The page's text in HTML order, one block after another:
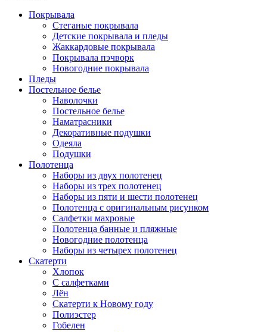
Покрывала
Стеганые покрывала
Детские покрывала и пледы
Жаккардовые покрывала
Покрывала пэчворк
Новогодние покрывала
Пледы
Постельное белье
Наволочки
Постельное белье
Наматрасники
Декоративные подушки
Одеяла
Подушки
Полотенца
Наборы из двух полотенец
Наборы из трех полотенец
Наборы из пяти и шести полотенец
Полотенца с оригинальным рисунком
Салфетки махровые
Полотенца банные и пляжные
Новогодние полотенца
Наборы из четырех полотенец
Скатерти
Хлопок
С салфетками
Лён
Скатерти к Новому году
Полиэстер
Гобелен